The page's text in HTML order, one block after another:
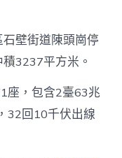
壁街道陳頭崗停
3237平方米。
座，包含2臺63兆
32回10千伏出線